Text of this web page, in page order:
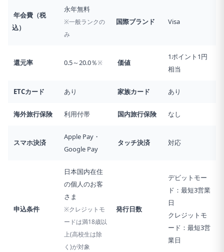
年会費（税
込）
永年無料
※一般ランクの
み
国際ブランド Visa
還元率 0.5～20.0％※ 価値
1ポイント1円
相当
ETCカード あり 家族カード あり
海外旅行保険 利用付帯 国内旅行保険 なし
スマホ決済
Apple Pay・
Google Pay
タッチ決済 対応
申込条件
日本国内在住
の個人のお客
さま
※クレジットモ
ードは満18歳以
上(高校生は除
く)が対象
発行日数
デビットモー
ド：最短3営業
日
クレジットモ
ード：最短3営
業日